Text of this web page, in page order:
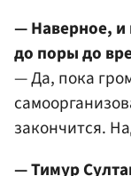
— Наверное, и
до поры до
— Да, пока
закончится.
— Тимур